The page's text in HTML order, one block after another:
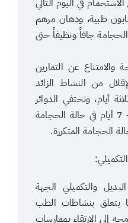
في اليوم التالي
طبية، ودهان مرهم
جافاً ونظيفاً حتى
عن التمارين
من النشاط الزائد
أيام، وتختفي الدوائر
محل الكؤوس عادة من 5 – 7 أيام في حالة الحجامة
الحجامة المتكررة.
والتكميلي الجهة
يتعلق بنشاطات الطب
إلى الارتقاء بممارسات